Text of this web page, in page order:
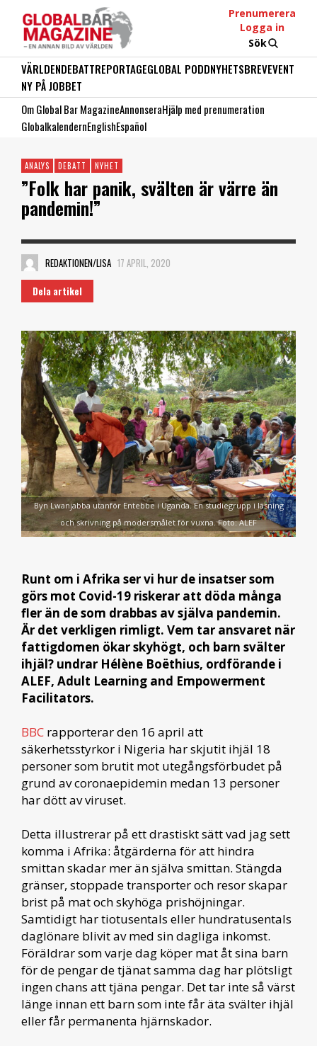
Prenumerera
Logga in
Sök
VÄRLDENDEBATTREPORTAGEGLOBAL PODDNYHETSBREVEVENT
NY PÅ JOBBET
Om Global Bar MagazineAnnonseraHjälp med prenumeration
GlobalkalendernEnglishEspañol
ANALYS DEBATT NYHET
”Folk har panik, svälten är värre än
pandemin!”
REDAKTIONEN/LISA 17 APRIL, 2020
Dela artikel
Byn Lwanjabba utanför Entebbe i Uganda. En studiegrupp i läsning
och skrivning på modersmålet för vuxna. Foto: ALEF
Runt om i Afrika ser vi hur de insatser som
görs mot Covid-19 riskerar att döda många
fler än de som drabbas av själva pandemin.
Är det verkligen rimligt. Vem tar ansvaret när
fattigdomen ökar skyhögt, och barn svälter
ihjäl? undrar Hélène Boëthius, ordförande i
ALEF, Adult Learning and Empowerment
Facilitators.
BBC rapporterar den 16 april att
säkerhetsstyrkor i Nigeria har skjutit ihjäl 18
personer som brutit mot utegångsförbudet på
grund av coronaepidemin medan 13 personer
har dött av viruset.
Detta illustrerar på ett drastiskt sätt vad jag sett
komma i Afrika: åtgärderna för att hindra
smittan skadar mer än själva smittan. Stängda
gränser, stoppade transporter och resor skapar
brist på mat och skyhöga prishöjningar.
Samtidigt har tiotusentals eller hundratusentals
daglönare blivit av med sin dagliga inkomst.
Föräldrar som varje dag köper mat åt sina barn
för de pengar de tjänat samma dag har plötsligt
ingen chans att tjäna pengar. Det tar inte så värst
länge innan ett barn som inte får äta svälter ihjäl
eller får permanenta hjärnskador.